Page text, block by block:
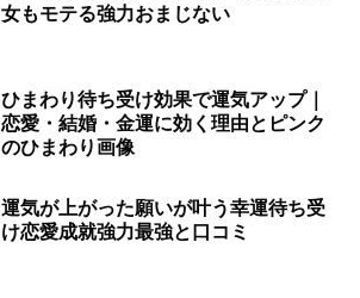
女もモテる強力おまじない
ひまわり待ち受け効果で運気アップ｜
恋愛・結婚・金運に効く理由とピンク
のひまわり画像
運気が上がった願いが叶う幸運待ち受
け恋愛成就強力最強と口コミ